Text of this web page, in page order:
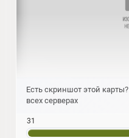
Есть скриншот этой карты?
всех серверах
31